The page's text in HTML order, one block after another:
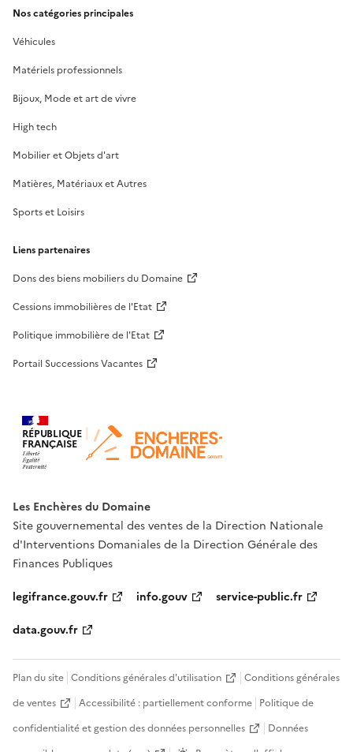
Nos catégories principales
Véhicules
Matériels professionnels
Bijoux, Mode et art de vivre
High tech
Mobilier et Objets d'art
Matières, Matériaux et Autres
Sports et Loisirs
Liens partenaires
Dons des biens mobiliers du Domaine
Cessions immobilières de l'Etat
Politique immobilière de l'Etat
Portail Successions Vacantes
RÉPUBLIQUE
FRANÇAISE
Les Enchères du Domaine
Site gouvernemental des ventes de la Direction Nationale
d'Interventions Domaniales de la Direction Générale des
Finances Publiques
legifrance.gouv.fr
info.gouv
service-public.fr
data.gouv.fr
Plan du site Conditions générales d'utilisation
Conditions générales
de ventes
Accessibilité : partiellement conforme Politique de
confidentialité et gestion des données personnelles
Données